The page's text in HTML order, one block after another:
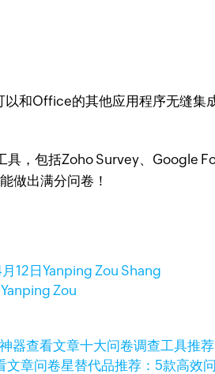
和Office的其他应用程序无缝
具，包括Zoho Survey、
做出满分问卷！
12日Yanping Zou Shang
Yanping Zou
查看文章十大问卷调查工具推
文章问卷星替代品推荐：5款高效